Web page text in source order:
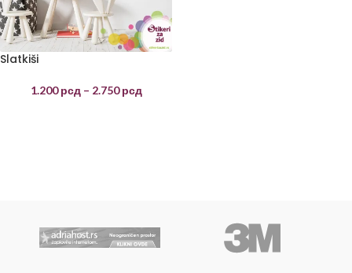
Slatkiši
1.200рсд – 2.750рсд